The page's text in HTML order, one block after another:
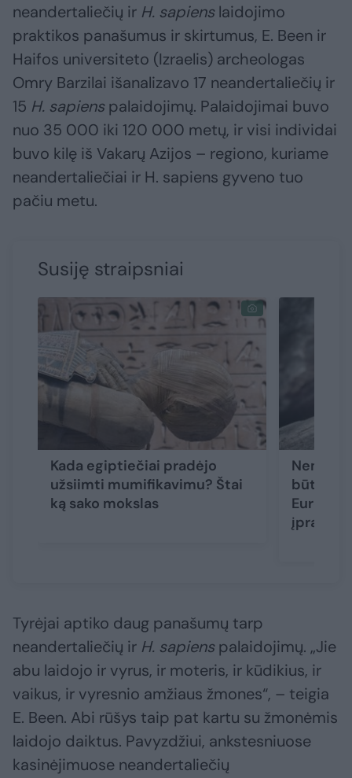
neandertaliečių ir H. sapienslaidojimo
praktikos panašumus ir skirtumus, E. Been ir
Haifos universiteto (Izraelis) archeologas
Omry Barzilai išanalizavo 17 neandertaliečių ir
15 H. sapienspalaidojimų. Palaidojimai buvo
nuo 35 000 iki 120 000 metų, ir visi individai
buvo kilę iš Vakarų Azijos – regiono, kuriame
neandertaliečiai ir H. sapiens gyveno tuo
pačiu metu.
Susiję straipsniai
Kada egiptiečiai pradėjo
užsiimti mumifikavimu? Štai
ką sako mokslas
būti,
įprasta
Tyrėjai aptiko daug panašumų tarp
neandertaliečių ir H. sapienspalaidojimų. „Jie
abu laidojo ir vyrus, ir moteris, ir kūdikius, ir
vaikus, ir vyresnio amžiaus žmones“, – teigia
E. Been. Abi rūšys taip pat kartu su žmonėmis
laidojo daiktus. Pavyzdžiui, ankstesniuose
kasinėjimuose neandertaliečių